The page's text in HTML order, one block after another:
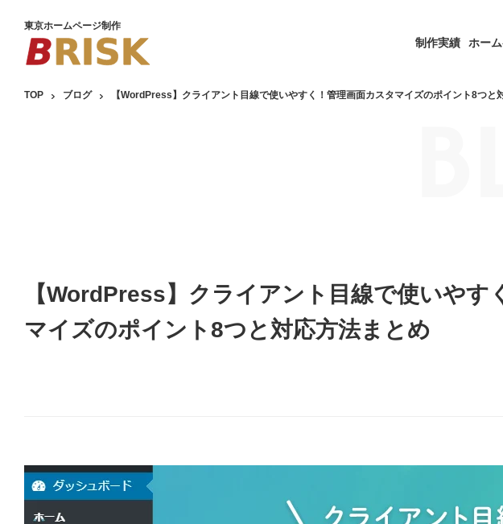
東京ホームページ制作
制作実績 ホー
TOP ブログ 【WordPress】クライアント目線で使いやすく！管理画面カスタマイズのポイント8つと
【WordPress】クライアント目線で使いやす
マイズのポイント8つと対応方法まとめ